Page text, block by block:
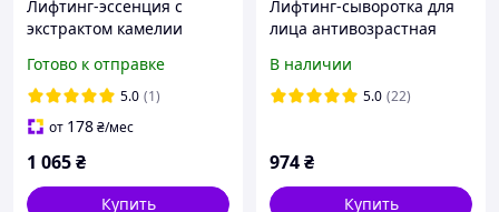
Лифтинг-эссенция с
экстрактом камелии
Golden Camellia Wrinkle
Essence 50 ml
Готово к отправке
5.0 (1)
от 178₴/мес
1 065₴
Купить
Лифтинг-сыворотка для
лица антивозрастная
PDRN Lifting Shot Serum,
50ml
В наличии
5.0 (22)
974₴
Купить